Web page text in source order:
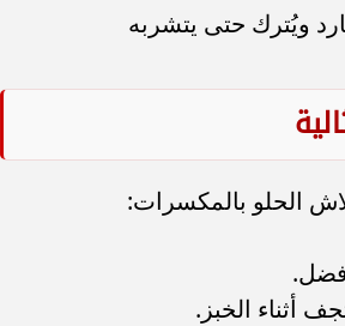
ويُترك حتى يتشربه
الحلو بالمكسرات:
أثناء الخبز.